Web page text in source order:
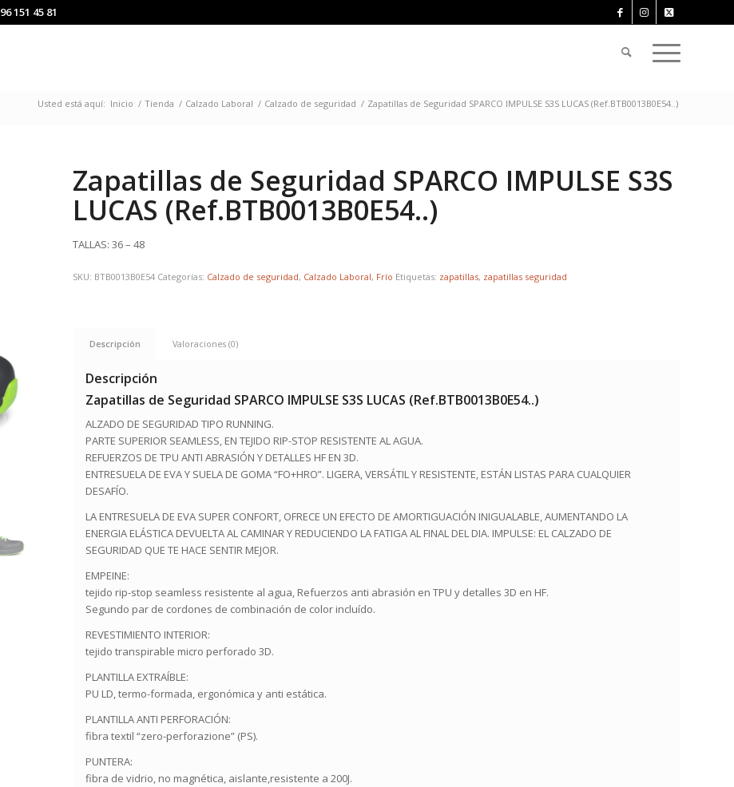
96 151 45 81
Usted está aquí: Inicio / Tienda / Calzado Laboral / Calzado de seguridad / Zapatillas de Seguridad SPARCO IMPULSE S3S LUCAS (Ref.BTB0013B0E54..)
Zapatillas de Seguridad SPARCO IMPULSE S3S
LUCAS (Ref.BTB0013B0E54..)
TALLAS: 36 – 48
SKU: BTB0013B0E54 Categorías: Calzado de seguridad, Calzado Laboral, Frío Etiquetas: zapatillas, zapatillas seguridad
Descripción Valoraciones (0)
Descripción
Zapatillas de Seguridad SPARCO IMPULSE S3S LUCAS (Ref.BTB0013B0E54..)
ALZADO DE SEGURIDAD TIPO RUNNING.
PARTE SUPERIOR SEAMLESS, EN TEJIDO RIP-STOP RESISTENTE AL AGUA.
REFUERZOS DE TPU ANTI ABRASIÓN Y DETALLES HF EN 3D.
ENTRESUELA DE EVA Y SUELA DE GOMA “FO+HRO”. LIGERA, VERSÁTIL Y RESISTENTE, ESTÁN LISTAS PARA CUALQUIER
DESAFÍO.
LA ENTRESUELA DE EVA SUPER CONFORT, OFRECE UN EFECTO DE AMORTIGUACIÓN INIGUALABLE, AUMENTANDO LA
ENERGIA ELÁSTICA DEVUELTA AL CAMINAR Y REDUCIENDO LA FATIGA AL FINAL DEL DIA. IMPULSE: EL CALZADO DE
SEGURIDAD QUE TE HACE SENTIR MEJOR.
EMPEINE:
tejido rip-stop seamless resistente al agua, Refuerzos anti abrasión en TPU y detalles 3D en HF.
Segundo par de cordones de combinación de color incluído.
REVESTIMIENTO INTERIOR:
tejido transpirable micro perforado 3D.
PLANTILLA EXTRAÍBLE:
PU LD, termo-formada, ergonómica y anti estática.
PLANTILLA ANTI PERFORACIÓN:
fibra textil “zero-perforazione” (PS).
PUNTERA:
fibra de vidrio, no magnética, aislante,resistente a 200J.